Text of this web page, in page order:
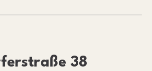
38